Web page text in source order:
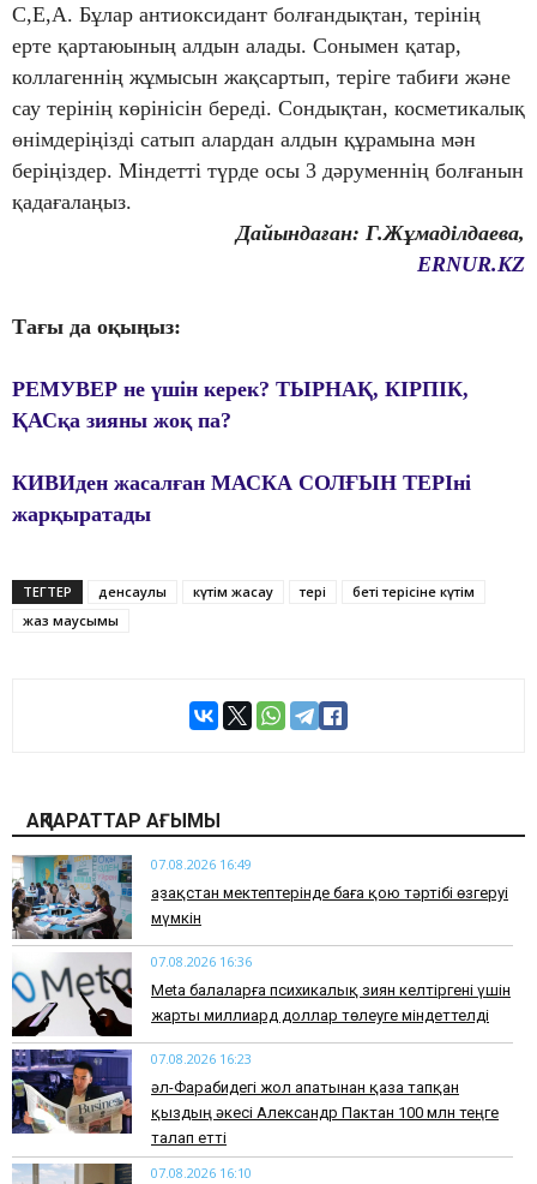
С,Е,А. Бұлар антиоксидант болғандықтан, терінің
ерте қартаюының алдын алады. Сонымен қатар,
коллагеннің жұмысын жақсартып, теріге табиғи және
сау терінің көрінісін береді. Сондықтан, косметикалық
өнімдеріңізді сатып алардан алдын құрамына мән
беріңіздер. Міндетті түрде осы 3 дәруменнің болғанын
қадағалаңыз.
Дайындаған: Г.Жұмаділдаева,
ERNUR.KZ
Тағы да оқыңыз:
РЕМУВЕР не үшін керек? ТЫРНАҚ, КІРПІК,
ҚАСқа зияны жоқ па?
КИВИден жасалған МАСКА СОЛҒЫН ТЕРІні
жарқыратады
ТЕГТЕР денсаулық күтім жасау тері
беті терісіне күтім
жаз маусымы
АҚПАРАТТАР АҒЫМЫ
07.08.2026 16:49
Қазақстан мектептерінде баға қою тәртібі өзгеруі
мүмкін
07.08.2026 16:36
Meta балаларға психикалық зиян келтіргені үшін
жарты миллиард доллар төлеуге міндеттелді
07.08.2026 16:23
әл-Фарабидегі жол апатынан қаза тапқан
қыздың әкесі Александр Пактан 100 млн теңге
талап етті
07.08.2026 16:10